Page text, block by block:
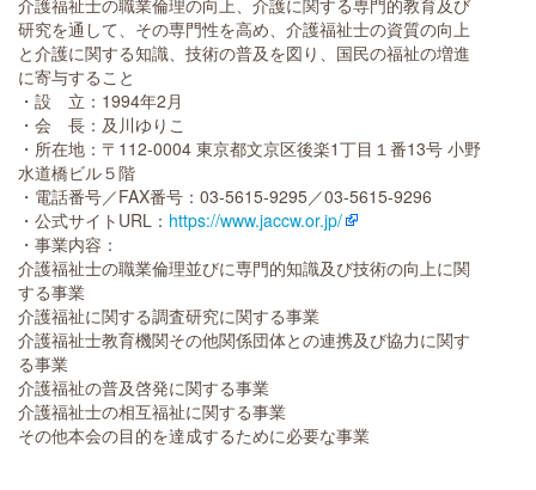
介護福祉士の職業倫理の向上、介護に関する専門的教育及び
研究を通して、その専門性を高め、介護福祉士の資質の向上
と介護に関する知識、技術の普及を図り、国民の福祉の増進
に寄与すること
・設 立：1994年2月
・会 長：及川ゆりこ
・所在地：〒112-0004 東京都文京区後楽1丁目１番13号 小野
水道橋ビル５階
・電話番号／FAX番号：03-5615-9295／03-5615-9296
・公式サイトURL： https://www.jaccw.or.jp/
・事業内容：
介護福祉士の職業倫理並びに専門的知識及び技術の向上に関
する事業
介護福祉に関する調査研究に関する事業
介護福祉士教育機関その他関係団体との連携及び協力に関す
る事業
介護福祉の普及啓発に関する事業
介護福祉士の相互福祉に関する事業
その他本会の目的を達成するために必要な事業